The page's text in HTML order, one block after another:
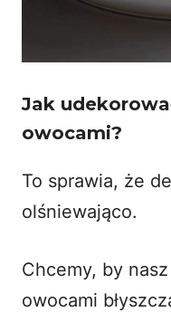
Jak
owocami?
To sprawia, że
olśniewająco.
Chcemy, by
owocami